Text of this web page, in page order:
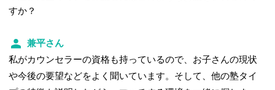
すか？
兼平さん
私がカウンセラーの資格も持っているので、お子さんの現状
や今後の要望などをよく聞いています。そして、他の塾タイ